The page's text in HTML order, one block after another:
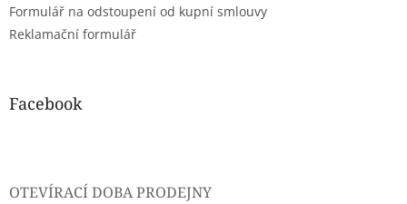
Formulář na odstoupení od kupní smlouvy
Reklamační formulář
Facebook
OTEVÍRACÍ DOBA PRODEJNY